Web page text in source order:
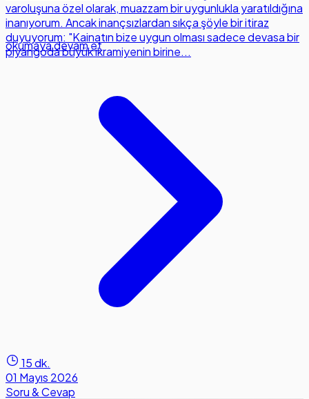
varoluşuna özel olarak, muazzam bir uygunlukla yaratıldığına
inanıyorum. Ancak inançsızlardan sıkça şöyle bir itiraz
duyuyorum: "Kainatın bize uygun olması sadece devasa bir
piyangoda büyük ikramiyenin birine...
okumaya devam et
15 dk.
01 Mayıs 2026
Soru & Cevap